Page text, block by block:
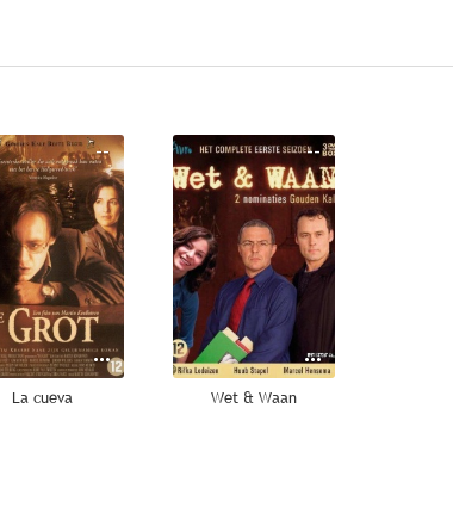
--
La cueva
--
Wet & Waan